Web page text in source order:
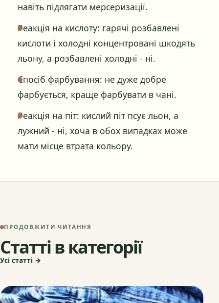
навіть підлягати мерсеризації.
Реакція на кислоту: гарячі розбавлені
кислоти і холодні концентровані шкодять
льону, а розбавлені холодні - ні.
Спосіб фарбування: не дуже добре
фарбується, краще фарбувати в чані.
Реакція на піт: кислий піт псує льон, а
лужний - ні, хоча в обох випадках може
мати місце втрата кольору.
ПРОДОВЖИТИ ЧИТАННЯ
Статті в категорії
Усі статті →